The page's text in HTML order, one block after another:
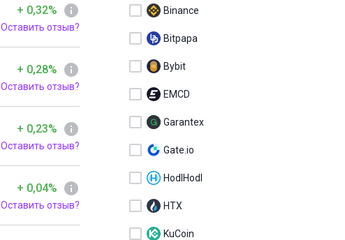
+ 0,32%
Оставить отзыв?
+ 0,28%
Оставить отзыв?
+ 0,23%
Оставить отзыв?
+ 0,04%
Оставить отзыв?
Binance
Bitpapa
Bybit
EMCD
Garantex
Gate.io
HodlHodl
HTX
KuCoin